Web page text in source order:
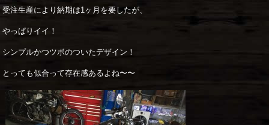
受注生産により納期は1ヶ月を要したが、
やっぱりイイ！
シンプルかつツボのついたデザイン！
とっても似合って存在感あるよね〜〜